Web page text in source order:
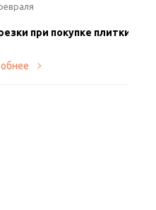
при покупке плитки
заказывать у нас резку